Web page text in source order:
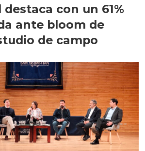
con un 61%
ante bloom de
de campo